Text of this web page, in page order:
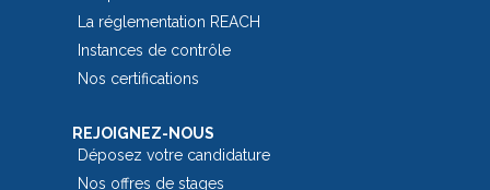
La réglementation REACH
Instances de contrôle
Nos certifications
REJOIGNEZ-NOUS
Déposez votre candidature
Nos offres de stages